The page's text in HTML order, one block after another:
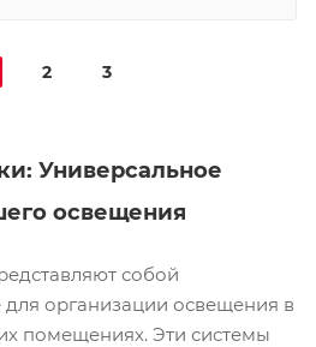
2 3
Универсальное
освещения
собой
организации освещения в
помещениях. Эти системы